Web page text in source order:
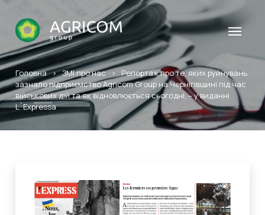
Головна>ЗМІ про нас>Репортаж про те, яких руйнувань
зазнало підприємство Agricom Group на Чернігівщині під час
військових дій та як відновлюється сьогодні, – у виданні
L`Expressa